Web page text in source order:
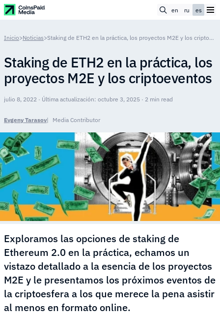
en ru es
Inicio>Noticias> Staking de ETH2 en la práctica, los proyectos M2E y los criptoeventos
Staking de ETH2 en la práctica, los
proyectos M2E y los criptoeventos
julio 8, 2022 · Última actualización: octubre 3, 2025 · 2 min read
Evgeny Tarasov Media Contributor
Exploramos las opciones de staking de
Ethereum 2.0 en la práctica, echamos un
vistazo detallado a la esencia de los proyectos
M2E y le presentamos los próximos eventos de
la criptoesfera a los que merece la pena asistir
al menos en formato online.